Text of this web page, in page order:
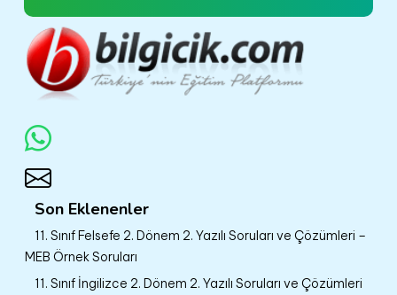
Son Eklenenler
11. Sınıf Felsefe 2. Dönem 2. Yazılı Soruları ve Çözümleri –
MEB Örnek Soruları
11. Sınıf İngilizce 2. Dönem 2. Yazılı Soruları ve Çözümleri